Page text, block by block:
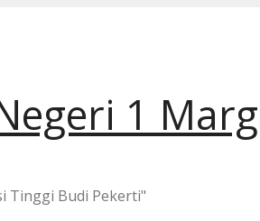
1
Tinggi Budi Pekerti"